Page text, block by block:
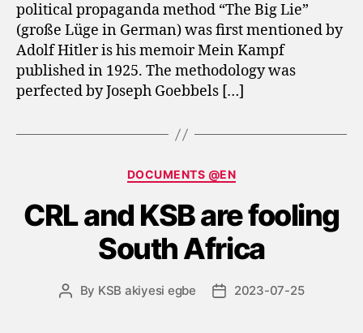
political propaganda method “The Big Lie”
(große Lüge in German) was first mentioned by
Adolf Hitler is his memoir Mein Kampf
published in 1925. The methodology was
perfected by Joseph Goebbels […]
Categories
DOCUMENTS @EN
CRL and KSB are fooling
South Africa
Post
By KSB akiyesi egbe
Post2023-07-25